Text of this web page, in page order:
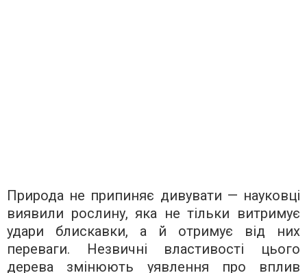
Природа не припиняє дивувати — науковці
виявили рослину, яка не тільки витримує
удари блискавки, а й отримує від них
переваги. Незвичні властивості цього
дерева змінюють уявлення про вплив